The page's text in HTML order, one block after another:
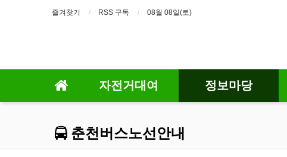
즐겨찾기 RSS 구독 08월 08일(토)
자전거대여 정보마당
춘천버스노선안내